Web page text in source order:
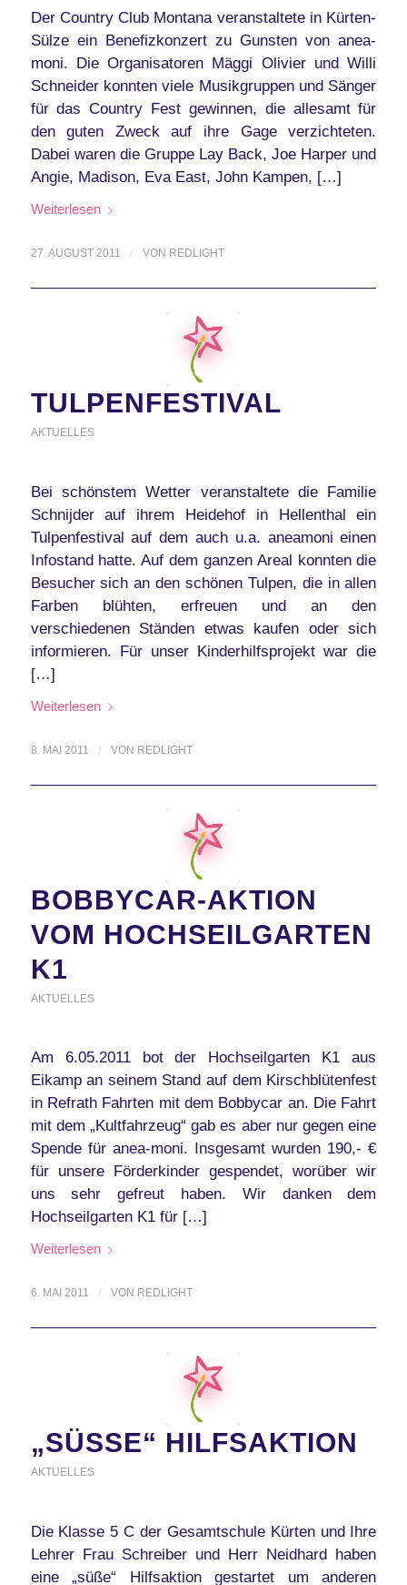
Der Country Club Montana veranstaltete in Kürten-
Sülze ein Benefizkonzert zu Gunsten von anea-
moni. Die Organisatoren Mäggi Olivier und Willi
Schneider konnten viele Musikgruppen und Sänger
für das Country Fest gewinnen, die allesamt für
den guten Zweck auf ihre Gage verzichteten.
Dabei waren die Gruppe Lay Back, Joe Harper und
Angie, Madison, Eva East, John Kampen, […]
Weiterlesen
27. AUGUST 2011 / VON REDLIGHT
TULPENFESTIVAL
AKTUELLES
Bei schönstem Wetter veranstaltete die Familie
Schnijder auf ihrem Heidehof in Hellenthal ein
Tulpenfestival auf dem auch u.a. aneamoni einen
Infostand hatte. Auf dem ganzen Areal konnten die
Besucher sich an den schönen Tulpen, die in allen
Farben blühten, erfreuen und an den
verschiedenen Ständen etwas kaufen oder sich
informieren. Für unser Kinderhilfsprojekt war die
[…]
Weiterlesen
8. MAI 2011 / VON REDLIGHT
BOBBYCAR-AKTION
VOM HOCHSEILGARTEN
K1
AKTUELLES
Am 6.05.2011 bot der Hochseilgarten K1 aus
Eikamp an seinem Stand auf dem Kirschblütenfest
in Refrath Fahrten mit dem Bobbycar an. Die Fahrt
mit dem „Kultfahrzeug“ gab es aber nur gegen eine
Spende für anea-moni. Insgesamt wurden 190,- €
für unsere Förderkinder gespendet, worüber wir
uns sehr gefreut haben. Wir danken dem
Hochseilgarten K1 für […]
Weiterlesen
6. MAI 2011 / VON REDLIGHT
„SÜSSE“ HILFSAKTION
AKTUELLES
Die Klasse 5 C der Gesamtschule Kürten und Ihre
Lehrer Frau Schreiber und Herr Neidhard haben
eine „süße“ Hilfsaktion gestartet um anderen